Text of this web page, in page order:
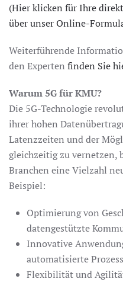
(Hier klicken für Ihre
über unser Online-
Weiterführende
den Experten finden Sie
Warum 5G für KMU?
Die 5G-Technologie
ihrer hohen
Latenzzeiten und der
gleichzeitig zu vernetzen,
Branchen eine Vielzahl
Beispiel:
Optimierung von
datengestützte
Innovative
automatisierte
Flexibilität und